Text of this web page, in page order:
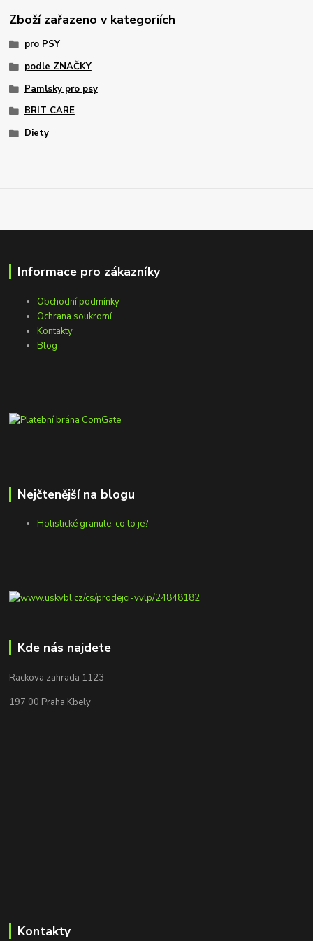
Zboží zařazeno v kategoriích
pro PSY
podle ZNAČKY
Pamlsky pro psy
BRIT CARE
Diety
Informace pro zákazníky
Obchodní podmínky
Ochrana soukromí
Kontakty
Blog
Nejčtenější na blogu
Holistické granule, co to je?
Kde nás najdete
Rackova zahrada 1123
197 00 Praha Kbely
Kontakty